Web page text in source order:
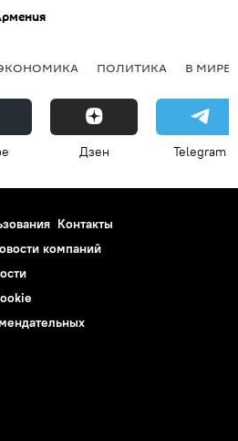
ПОЛИТИКА В МИРЕ
Дзен Telegram
Контакты
компаний